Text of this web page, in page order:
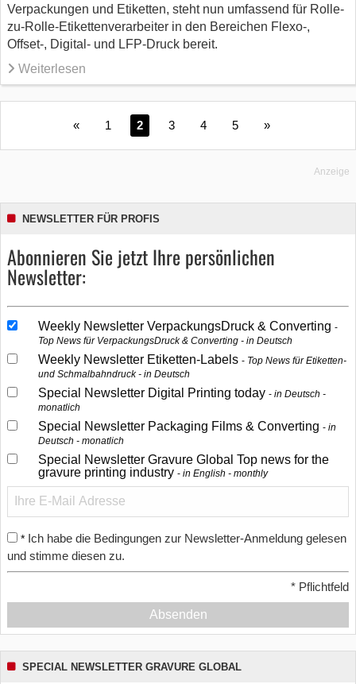
Verpackungen und Etiketten, steht nun umfassend für Rolle-
zu-Rolle-Etikettenverarbeiter in den Bereichen Flexo-,
Offset-, Digital- und LFP-Druck bereit.
Weiterlesen
« 1 2 3 4 5 »
Anzeige
NEWSLETTER FÜR PROFIS
Abonnieren Sie jetzt Ihre persönlichen
Newsletter:
Weekly Newsletter VerpackungsDruck & Converting
Top News für VerpackungsDruck & Converting - in Deutsch
Weekly Newsletter Etiketten-Labels
Top News für Etiketten-
und Schmalbahndruck - in Deutsch
Special Newsletter Digital Printing today
in Deutsch -
monatlich
Special Newsletter Packaging Films & Converting
in
Deutsch - monatlich
Special Newsletter Gravure Global Top news for the
gravure printing industry
in English - monthly
* Ich habe die Bedingungen zur Newsletter-Anmeldung gelesen
und stimme diesen zu.
* Pflichtfeld
Absenden
SPECIAL NEWSLETTER GRAVURE GLOBAL